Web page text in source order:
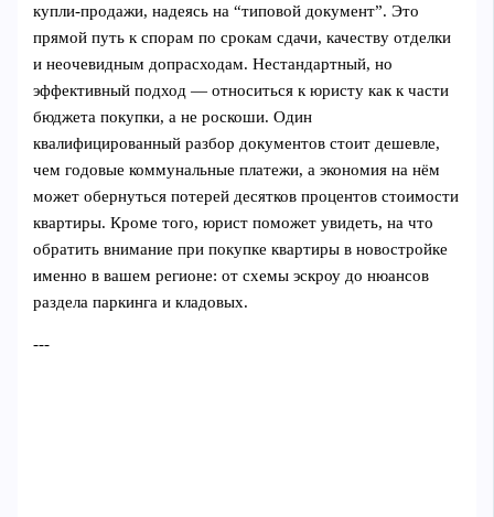
купли-продажи, надеясь на “типовой документ”. Это
прямой путь к спорам по срокам сдачи, качеству отделки
и неочевидным допрасходам. Нестандартный, но
эффективный подход — относиться к юристу как к части
бюджета покупки, а не роскоши. Один
квалифицированный разбор документов стоит дешевле,
чем годовые коммунальные платежи, а экономия на нём
может обернуться потерей десятков процентов стоимости
квартиры. Кроме того, юрист поможет увидеть, на что
обратить внимание при покупке квартиры в новостройке
именно в вашем регионе: от схемы эскроу до нюансов
раздела паркинга и кладовых.
---